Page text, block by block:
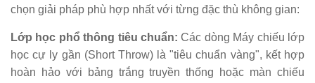
chọn giải pháp phù hợp nhất với từng đặc thù không gian:
Lớp học phổ thông tiêu chuẩn: Các dòng Máy chiếu lớp
học cự ly gần (Short Throw) là "tiêu chuẩn vàng", kết hợp
hoàn hảo với bảng trắng truyền thống hoặc màn chiếu